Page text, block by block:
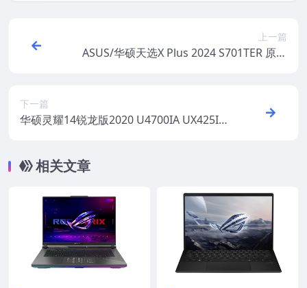
上一篇
ASUS/华硕天选X Plus 2024 S701TER 原厂
下一篇
华硕灵耀14锐龙版2020 U4700IA UX425IA
相关文章